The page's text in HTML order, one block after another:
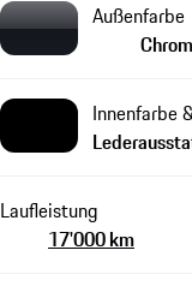
Außenfarbe
Innenfarbe
Laufleistung
17'000 km